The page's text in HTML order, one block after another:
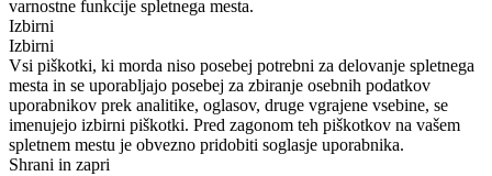
varnostne funkcije spletnega mesta.
Izbirni
Izbirni
Vsi piškotki, ki morda niso posebej potrebni za delovanje spletnega
mesta in se uporabljajo posebej za zbiranje osebnih podatkov
uporabnikov prek analitike, oglasov, druge vgrajene vsebine, se
imenujejo izbirni piškotki. Pred zagonom teh piškotkov na vašem
spletnem mestu je obvezno pridobiti soglasje uporabnika.
Shrani in zapri